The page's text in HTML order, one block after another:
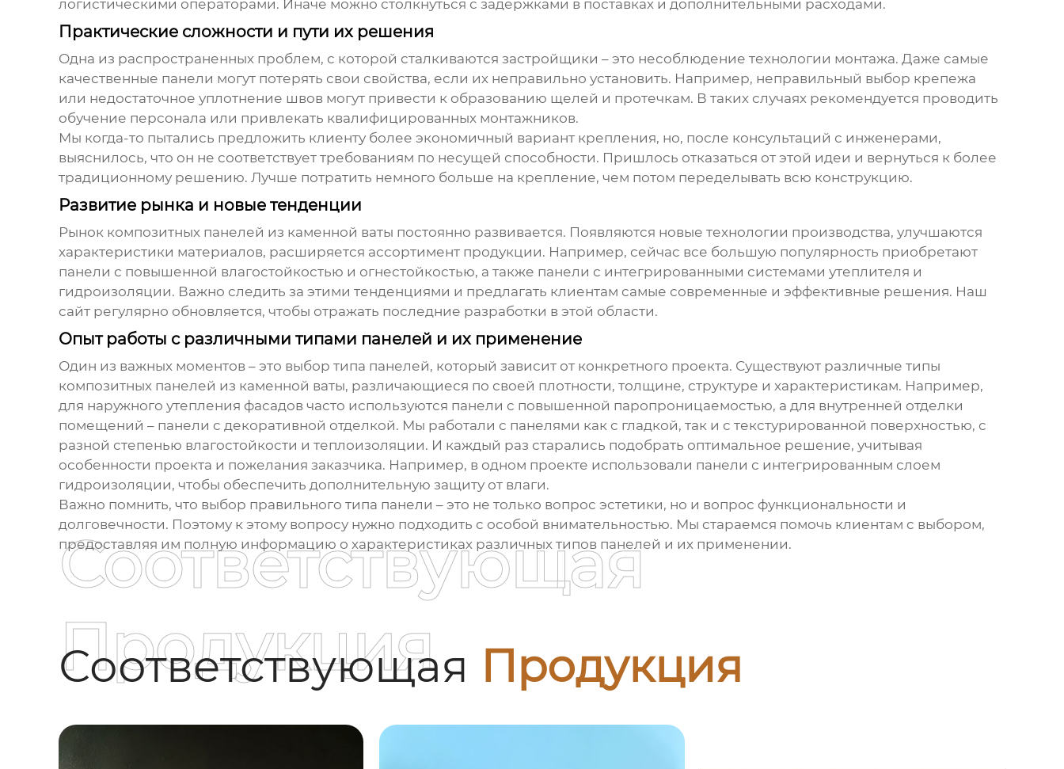
логистическими операторами. Иначе можно столкнуться с задержками в поставках и дополнительными расходами.
Практические сложности и пути их решения
Одна из распространенных проблем, с которой сталкиваются застройщики – это несоблюдение технологии монтажа. Даже самые
качественные панели могут потерять свои свойства, если их неправильно установить. Например, неправильный выбор крепежа
или недостаточное уплотнение швов могут привести к образованию щелей и протечкам. В таких случаях рекомендуется проводить
обучение персонала или привлекать квалифицированных монтажников.
Мы когда-то пытались предложить клиенту более экономичный вариант крепления, но, после консультаций с инженерами,
выяснилось, что он не соответствует требованиям по несущей способности. Пришлось отказаться от этой идеи и вернуться к более
традиционному решению. Лучше потратить немного больше на крепление, чем потом переделывать всю конструкцию.
Развитие рынка и новые тенденции
Рынок композитных панелей из каменной ваты постоянно развивается. Появляются новые технологии производства, улучшаются
характеристики материалов, расширяется ассортимент продукции. Например, сейчас все большую популярность приобретают
панели с повышенной влагостойкостью и огнестойкостью, а также панели с интегрированными системами утеплителя и
гидроизоляции. Важно следить за этими тенденциями и предлагать клиентам самые современные и эффективные решения. Наш
сайт регулярно обновляется, чтобы отражать последние разработки в этой области.
Опыт работы с различными типами панелей и их применение
Один из важных моментов – это выбор типа панелей, который зависит от конкретного проекта. Существуют различные типы
композитных панелей из каменной ваты, различающиеся по своей плотности, толщине, структуре и характеристикам. Например,
для наружного утепления фасадов часто используются панели с повышенной паропроницаемостью, а для внутренней отделки
помещений – панели с декоративной отделкой. Мы работали с панелями как с гладкой, так и с текстурированной поверхностью, с
разной степенью влагостойкости и теплоизоляции. И каждый раз старались подобрать оптимальное решение, учитывая
особенности проекта и пожелания заказчика. Например, в одном проекте использовали панели с интегрированным слоем
гидроизоляции, чтобы обеспечить дополнительную защиту от влаги.
Важно помнить, что выбор правильного типа панели – это не только вопрос эстетики, но и вопрос функциональности и
долговечности. Поэтому к этому вопросу нужно подходить с особой внимательностью. Мы стараемся помочь клиентам с выбором,
предоставляя им полную информацию о характеристиках различных типов панелей и их применении.
Соответствующая Продукция
Соответствующая
Продукция